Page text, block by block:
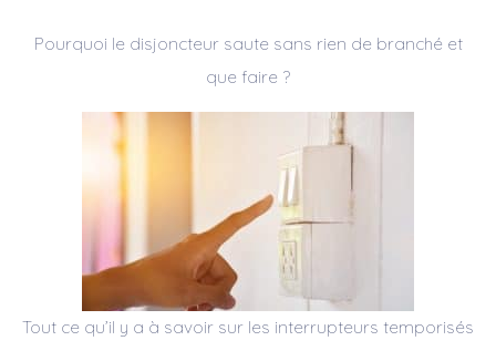
Pourquoi le disjoncteur saute sans rien de branché et
que faire ?
Tout ce qu’il y a à savoir sur les interrupteurs temporisés